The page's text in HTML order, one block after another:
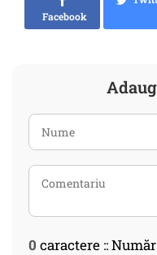
Facebook
0 caractere ::